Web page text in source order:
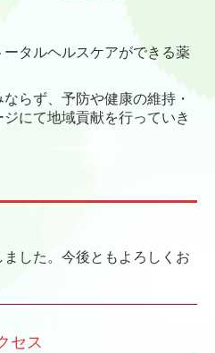
タルヘルスケアができる薬
らず、予防や健康の維持・
にて地域貢献を行っていき
した。今後ともよろしくお
セス